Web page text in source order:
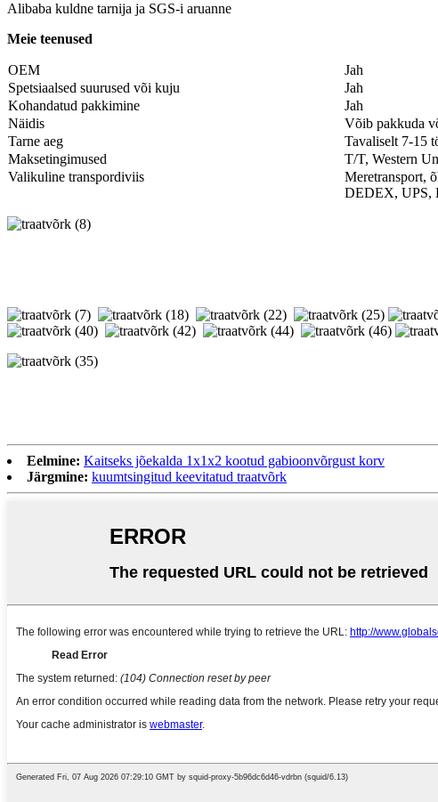
Alibaba kuldne tarnija ja SGS-i aruanne
Meie teenused
OEM
Jah
Spetsiaalsed suurused või kuju
Jah
Kohandatud pakkimine
Jah
Näidis
Võib pakkuda
Tarne aeg
Tavaliselt 7-15
Maksetingimused
T/T, Western
Valikuline transpordiviis
Meretransport,
DEDEX, UPS,
Eelmine: Kaitseks jõekalda 1x1x2 kootud gabioonvõrgust korv
Järgmine: kuumtsingitud keevitatud traatvõrk